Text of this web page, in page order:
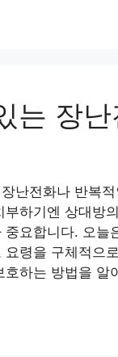
는 장
난전화나 반복
하기엔 상대방
요합니다. 오
령을 구체적으
호하는 방법을